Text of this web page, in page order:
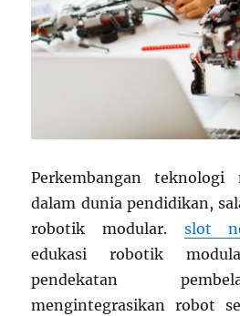
Perkembangan teknologi
dalam dunia pendidikan,
robotik modular. slot
edukasi robotik
pendekatan
mengintegrasikan robot